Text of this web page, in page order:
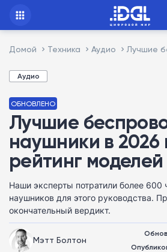
Домой Техника Аудио Лучшие
Аудио
ОБНОВЛЕНО
Лучшие
наушники в 2026
рейтинг моделей
Наши эксперты потратили более 600
наушников для этого руководства.
окончательный вердикт.
Мэтт Болтон